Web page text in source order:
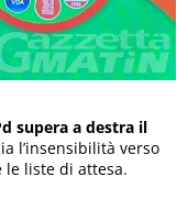
supera a destra il
l’insensibilità verso
le liste di attesa.